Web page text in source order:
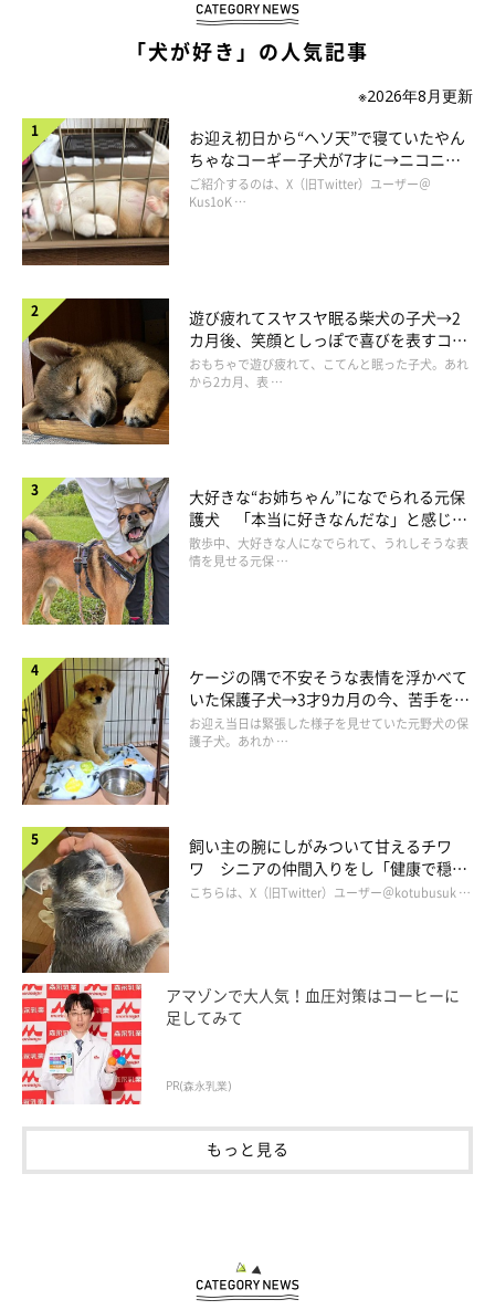
スパイダーくんが、吉田さんと竜之介動物病院に避難していたときの様子
「不安な一夜でしたが、皆さんと会話をしていると心強く、怖さ
も半減しました。職員の方も避難している犬や私たちのために、
飲食物を用意してくれたりと働き通しでした。スパイダーと竜之
介動物病院に避難できて本当にありがたかったです」と話す吉田
さんのそばで、職員にすり寄って甘えるスパイダーくん。
その様子は、避難時の職員さんたちの献身を物語っているかのよ
うでした。
避難時にかわいがってくれた職員さんに甘えるスパイダーくん
いぬのきもちWEB MAGAZINE｜ペットと飼い主さんが離れ離れに
ならないために。「竜之介動物病院」の取り組み vol.2
出典／『いぬのきもち』2016年12月号
取材・撮影・文／尾﨑たまき
「犬が好き」の人気記事
※2026年8月更新
お迎え初日から“ヘソ天”で寝ていたやん
ちゃなコーギー子犬が7才に→ニコニ
コ“コーギースマイル”が魅力のコに成
長！
ご紹介するのは、X（旧Twitter）ユーザー＠
Kus1oK …
遊び疲れてスヤスヤ眠る柴犬の子犬→2
カ月後、笑顔としっぽで喜びを表すコに
成長！
おもちゃで遊び疲れて、こてんと眠った子犬。あれ
から2カ月、表 …
大好きな“お姉ちゃん”になでられる元保
護犬 「本当に好きなんだな」と感じる
表情にほっこり
散歩中、大好きな人になでられて、うれしそうな表
情を見せる元保 …
ケージの隅で不安そうな表情を浮かべて
いた保護子犬→3才9カ月の今、苦手を克
服し頼もしいコに成長！
お迎え当日は緊張した様子を見せていた元野犬の保
護子犬。あれか …
飼い主の腕にしがみついて甘えるチワ
ワ シニアの仲間入りをし「健康で穏や
かな暮らしが続いてほしい」と願う
こちらは、X（旧Twitter）ユーザー＠kotubusuk …
アマゾンで大人気！血圧対策はコーヒーに
足してみて
PR(森永乳業)
もっと見る